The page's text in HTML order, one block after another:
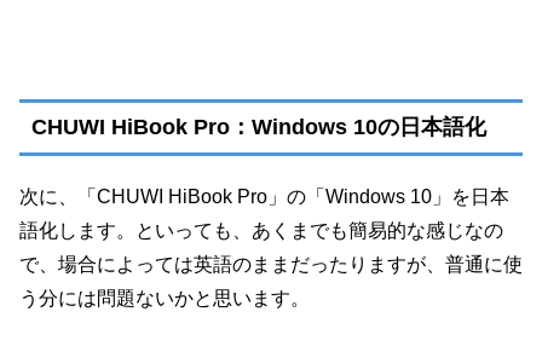
CHUWI HiBook Pro：Windows 10の日本語化
次に、「CHUWI HiBook Pro」の「Windows 10」を日本
語化します。といっても、あくまでも簡易的な感じなの
で、場合によっては英語のままだったりますが、普通に使
う分には問題ないかと思います。